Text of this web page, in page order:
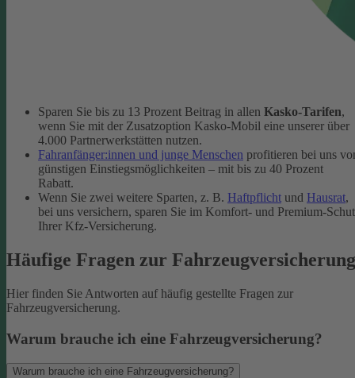
Sparen Sie bis zu 13 Prozent Beitrag in allen Kasko-Tarifen,
wenn Sie mit der Zusatzoption Kasko-Mobil eine unserer über
4.000 Partnerwerkstätten nutzen.
Fahranfänger:innen und junge Menschen profitieren bei uns
günstigen Einstiegsmöglichkeiten – mit bis zu 40 Prozent
Rabatt.
Wenn Sie zwei weitere Sparten, z. B. Haftpflicht und Hausrat,
bei uns versichern, sparen Sie im Komfort- und Premium-
Ihrer Kfz-Versicherung.
Häufige Fragen zur Fahrzeugversicherung
Hier finden Sie Antworten auf häufig gestellte Fragen zur
Fahrzeugversicherung.
Warum brauche ich eine Fahrzeugversicherung?
Warum brauche ich eine Fahrzeugversicherung?